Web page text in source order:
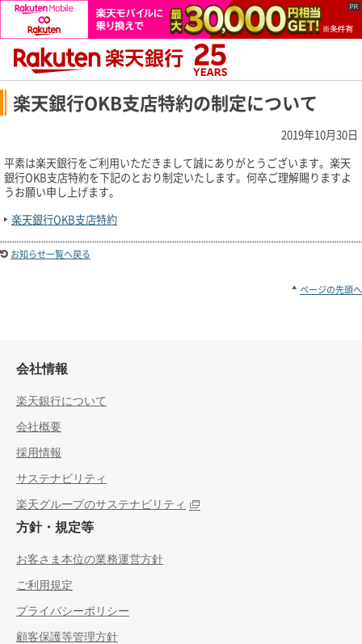
楽天銀行OKB支店特約の制定について
2019年10月30日
平素は楽天銀行をご利用いただきまして誠にありがとうございます。楽天
銀行OKB支店特約を下記のとおり制定いたします。何卒ご理解賜りますよ
うお願い申し上げます。
楽天銀行OKB支店特約
お知らせ一覧へ戻る
ページの先頭へ
会社情報
楽天銀行について
会社概要
採用情報
サステナビリティ
楽天グループのサステナビリティ
方針・規定等
お客さま本位の業務運営方針
ご利用規定
プライバシーポリシー
顧客保護等管理方針